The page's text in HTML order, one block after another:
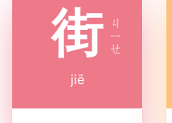
街 ㄐ
ㄧ
ㄝ
jiē